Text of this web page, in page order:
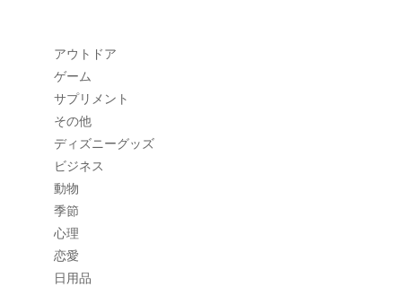
アウトドア
ゲーム
サプリメント
その他
ディズニーグッズ
ビジネス
動物
季節
心理
恋愛
日用品